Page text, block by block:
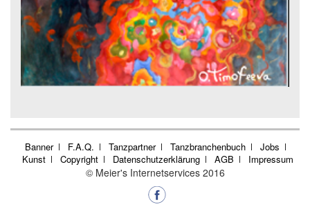
Banner F.A.Q. Tanzpartner Tanzbranchenbuch
Jobs
Kunst
Copyright Datenschutzerklärung AGB Impressum
© Meier's Internetservices 2016